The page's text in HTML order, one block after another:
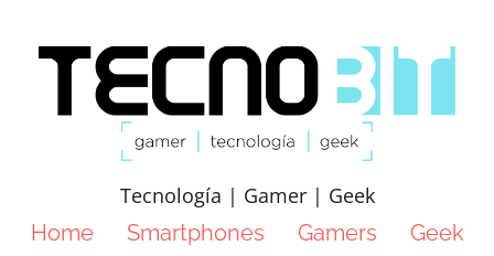
Tecnología | Gamer | Geek
Home
Smartphones Gamers
Geek